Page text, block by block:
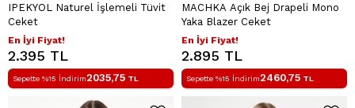
IPEKYOL Naturel İşlemeli Tüvit
Ceket
En İyi Fiyat!
2.395 TL
Sepette %15 İndirim2035,75 TL
MACHKA Açık Bej Drapeli Mono
Yaka Blazer Ceket
En İyi Fiyat!
2.895 TL
Sepette %15 İndirim2460,75 TL